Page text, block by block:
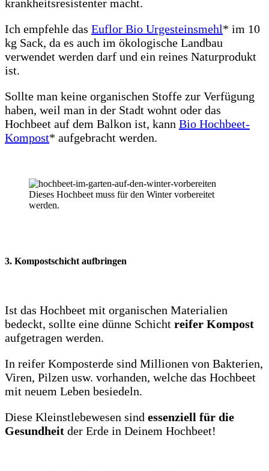
krankheitsresistenter macht.
Ich empfehle das Euflor Bio Urgesteinsmehl* im 10
kg Sack, da es auch im ökologische Landbau
verwendet werden darf und ein reines Naturprodukt
ist.
Sollte man keine organischen Stoffe zur Verfügung
haben, weil man in der Stadt wohnt oder das
Hochbeet auf dem Balkon ist, kann Bio Hochbeet-
Kompost* aufgebracht werden.
Dieses Hochbeet muss für den Winter vorbereitet
werden.
3. Kompostschicht aufbringen
Ist das Hochbeet mit organischen Materialien
bedeckt, sollte eine dünne Schicht reifer Kompost
aufgetragen werden.
In reifer Komposterde sind Millionen von Bakterien,
Viren, Pilzen usw. vorhanden, welche das Hochbeet
mit neuem Leben besiedeln.
Diese Kleinstlebewesen sind essenziell für die
Gesundheit der Erde in Deinem Hochbeet!